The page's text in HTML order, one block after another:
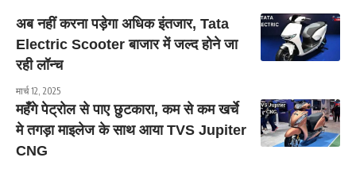
अब नहीं करना पड़ेगा अधिक इंतजार, Tata
Electric Scooter बाजार में जल्द होने जा
रही लॉन्च
मार्च 12, 2025
महँगे पेट्रोल से पाए छुटकारा, कम से कम खर्चे
मे तगड़ा माइलेज के साथ आया TVS Jupiter
CNG